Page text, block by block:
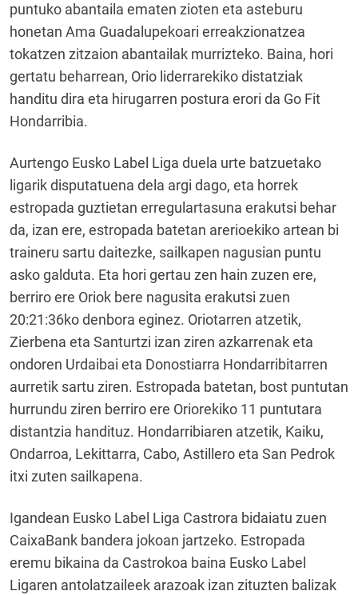
puntuko abantaila ematen zioten eta asteburu
honetan Ama Guadalupekoari erreakzionatzea
tokatzen zitzaion abantailak murrizteko. Baina, hori
gertatu beharrean, Orio liderrarekiko distatziak
handitu dira eta hirugarren postura erori da Go Fit
Hondarribia.
Aurtengo Eusko Label Liga duela urte batzuetako
ligarik disputatuena dela argi dago, eta horrek
estropada guztietan erregulartasuna erakutsi behar
da, izan ere, estropada batetan arerioekiko artean bi
traineru sartu daitezke, sailkapen nagusian puntu
asko galduta. Eta hori gertau zen hain zuzen ere,
berriro ere Oriok bere nagusita erakutsi zuen
20:21:36ko denbora eginez. Oriotarren atzetik,
Zierbena eta Santurtzi izan ziren azkarrenak eta
ondoren Urdaibai eta Donostiarra Hondarribitarren
aurretik sartu ziren. Estropada batetan, bost puntutan
hurrundu ziren berriro ere Oriorekiko 11 puntutara
distantzia handituz. Hondarribiaren atzetik, Kaiku,
Ondarroa, Lekittarra, Cabo, Astillero eta San Pedrok
itxi zuten sailkapena.
Igandean Eusko Label Liga Castrora bidaiatu zuen
CaixaBank bandera jokoan jartzeko. Estropada
eremu bikaina da Castrokoa baina Eusko Label
Ligaren antolatzaileek arazoak izan zituzten balizak